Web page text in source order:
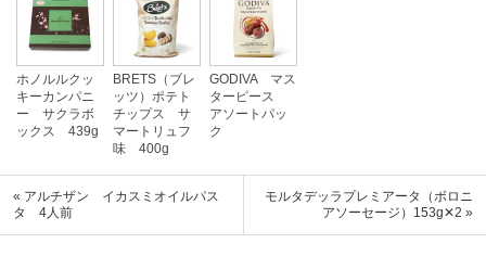
ホノルルクッ
キーカンパニ
ー サクラボ
ックス 439g
BRETS（ブレ
ッツ）ポテト
チップス サ
マートリュフ
味 400g
GODIVA マス
ターピース
アソートパッ
ク
« アルチザン イカスミオイルパス
タ 4人前
モルタデッラプレミアータ（ボロニ
アソーセージ）153g✕2 »